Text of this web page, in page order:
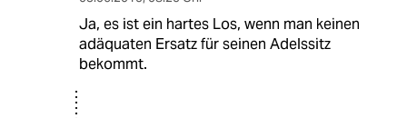
Ja, es ist ein hartes Los, wenn man keinen
adäquaten Ersatz für seinen Adelssitz
bekommt.